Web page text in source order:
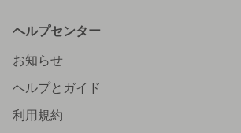
ヘルプセンター
お知らせ
ヘルプとガイド
利用規約